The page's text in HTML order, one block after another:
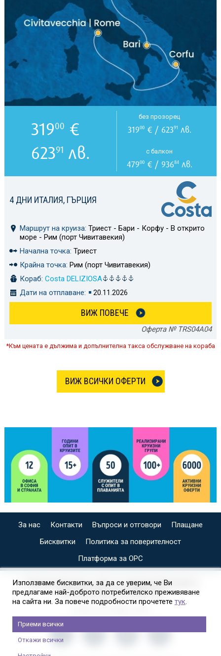
4 ДНИ ИТАЛИЯ, ГЪРЦИЯ
Маршрут на круиза: Триест - Бари - Корфу - В открито
море - Рим (порт Чивитавекия)
Начална точка: Триест
Крайна точка: Рим (порт Чивитавекия)
Кораб: Costa DELIZIOSA
Дати на отплаване:
20.11.2026
ВИЖ ПОВЕЧЕ
Оферта № TRS04A04
31900 €
62391 лв.
без прозорец
31900€ / 62391 лв.
с балкон
47900€ / 93684лв.
*Към цената е дължима и допълнителна такса обслужване на кораба
ВИЖ ВСИЧКИ ОФЕРТИ
За нас Контакти Въпроси и отговори
Плащане
Бисквитки
Политика за поверителност
Платформа за ОРС
СПЕЦИАЛИЗИРАН САЙТ ЗА ИНДИВИДУАЛНИ И
ОРГАНИЗИРАНИ КРУИЗИ НА
Използваме бисквитки, за да се уверим, че Ви
предлагаме най-доброто потребителско преживяване
на сайта ни. За повече подробности прочетете тук.
Приеми всички
Откажи всички